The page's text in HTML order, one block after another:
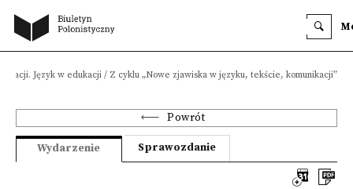
Język w edukacji / Z cyklu „Nowe zjawiska w języku, tekście, komunikacji”
Powrót
Wydarzenie Sprawozdanie